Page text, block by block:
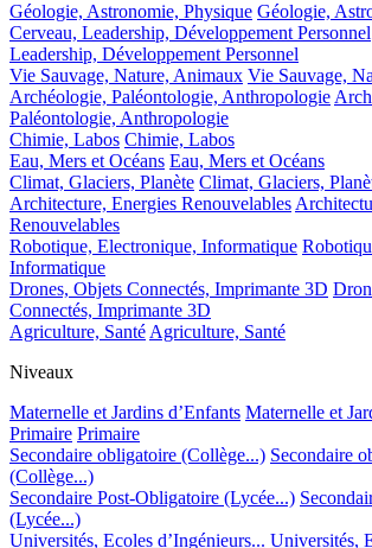
Géologie, Astronomie, Physique Géologie,
Cerveau, Leadership, Développement Personnel
Leadership, Développement Personnel
Vie Sauvage, Nature, Animaux Vie Sauvage,
Archéologie, Paléontologie, Anthropologie
Paléontologie, Anthropologie
Chimie, Labos Chimie, Labos
Eau, Mers et Océans Eau, Mers et Océans
Climat, Glaciers, Planète Climat, Glaciers,
Architecture, Energies Renouvelables
Renouvelables
Robotique, Electronique, Informatique
Informatique
Drones, Objets Connectés, Imprimante 3D
Connectés, Imprimante 3D
Agriculture, SantéAgriculture, Santé
Niveaux
Maternelle et Jardins d’Enfants Maternelle et
Primaire Primaire
Secondaire obligatoire (Collège...) Secondaire
(Collège...)
Secondaire Post-Obligatoire (Lycée...)
(Lycée...)
Universités, Ecoles d’Ingénieurs... Universités,